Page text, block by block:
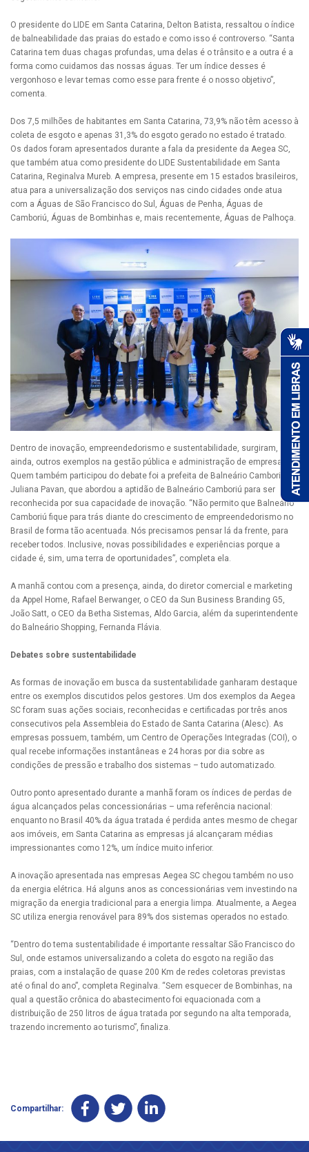
O presidente do LIDE em Santa Catarina, Delton Batista, ressaltou o índice
de balneabilidade das praias do estado e como isso é controverso. “Santa
Catarina tem duas chagas profundas, uma delas é o trânsito e a outra é a
forma como cuidamos das nossas águas. Ter um índice desses é
vergonhoso e levar temas como esse para frente é o nosso objetivo”,
comenta.
Dos 7,5 milhões de habitantes em Santa Catarina, 73,9% não têm acesso à
coleta de esgoto e apenas 31,3% do esgoto gerado no estado é tratado.
Os dados foram apresentados durante a fala da presidente da Aegea SC,
que também atua como presidente do LIDE Sustentabilidade em Santa
Catarina, Reginalva Mureb. A empresa, presente em 15 estados brasileiros,
atua para a universalização dos serviços nas cindo cidades onde atua
com a Águas de São Francisco do Sul, Águas de Penha, Águas de
Camboriú, Águas de Bombinhas e, mais recentemente, Águas de Palhoça.
Dentro de inovação, empreendedorismo e sustentabilidade, surgiram,
ainda, outros exemplos na gestão pública e administração de empresas.
Quem também participou do debate foi a prefeita de Balneário Camboriú,
Juliana Pavan, que abordou a aptidão de Balneário Camboriú para ser
reconhecida por sua capacidade de inovação. “Não permito que Balneário
Camboriú fique para trás diante do crescimento de empreendedorismo no
Brasil de forma tão acentuada. Nós precisamos pensar lá da frente, para
receber todos. Inclusive, novas possibilidades e experiências porque a
cidade é, sim, uma terra de oportunidades”, completa ela.
A manhã contou com a presença, ainda, do diretor comercial e marketing
da Appel Home, Rafael Berwanger, o CEO da Sun Business Branding G5,
João Satt, o CEO da Betha Sistemas, Aldo Garcia, além da superintendente
do Balneário Shopping, Fernanda Flávia.
Debates sobre sustentabilidade
As formas de inovação em busca da sustentabilidade ganharam destaque
entre os exemplos discutidos pelos gestores. Um dos exemplos da Aegea
SC foram suas ações sociais, reconhecidas e certificadas por três anos
consecutivos pela Assembleia do Estado de Santa Catarina (Alesc). As
empresas possuem, também, um Centro de Operações Integradas (COI), o
qual recebe informações instantâneas e 24 horas por dia sobre as
condições de pressão e trabalho dos sistemas – tudo automatizado.
Outro ponto apresentado durante a manhã foram os índices de perdas de
água alcançados pelas concessionárias – uma referência nacional:
enquanto no Brasil 40% da água tratada é perdida antes mesmo de chegar
aos imóveis, em Santa Catarina as empresas já alcançaram médias
impressionantes como 12%, um índice muito inferior.
A inovação apresentada nas empresas Aegea SC chegou também no uso
da energia elétrica. Há alguns anos as concessionárias vem investindo na
migração da energia tradicional para a energia limpa. Atualmente, a Aegea
SC utiliza energia renovável para 89% dos sistemas operados no estado.
“Dentro do tema sustentabilidade é importante ressaltar São Francisco do
Sul, onde estamos universalizando a coleta do esgoto na região das
praias, com a instalação de quase 200 Km de redes coletoras previstas
até o final do ano”, completa Reginalva. “Sem esquecer de Bombinhas, na
qual a questão crônica do abastecimento foi equacionada com a
distribuição de 250 litros de água tratada por segundo na alta temporada,
trazendo incremento ao turismo”, finaliza.
Compartilhar: